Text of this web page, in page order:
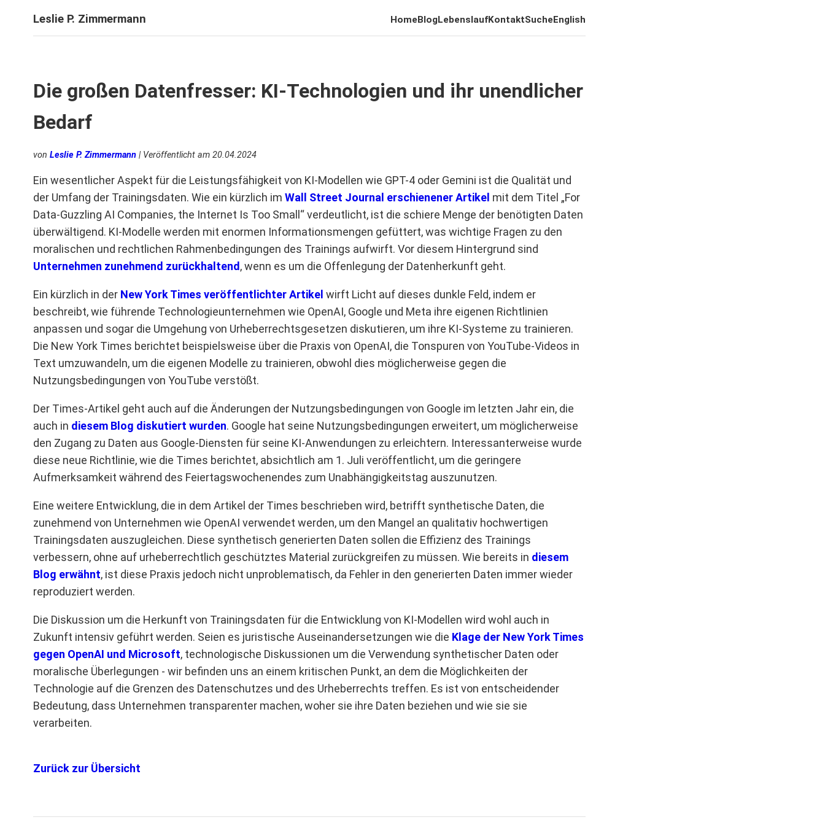
Leslie P. Zimmermann HomeBlogLebenslaufKontaktSucheEnglish
Die großen Datenfresser: KI-Technologien und ihr unendlicher
Bedarf
von Leslie P. Zimmermann | Veröffentlicht am 20.04.2024
Ein wesentlicher Aspekt für die Leistungsfähigkeit von KI-Modellen wie GPT-4 oder Gemini ist die Qualität und
der Umfang der Trainingsdaten. Wie ein kürzlich im Wall Street Journal erschienener Artikel mit dem Titel „For
Data-Guzzling AI Companies, the Internet Is Too Small“ verdeutlicht, ist die schiere Menge der benötigten Daten
überwältigend. KI-Modelle werden mit enormen Informationsmengen gefüttert, was wichtige Fragen zu den
moralischen und rechtlichen Rahmenbedingungen des Trainings aufwirft. Vor diesem Hintergrund sind
Unternehmen zunehmend zurückhaltend, wenn es um die Offenlegung der Datenherkunft geht.
Ein kürzlich in der New York Times veröffentlichter Artikel wirft Licht auf dieses dunkle Feld, indem er
beschreibt, wie führende Technologieunternehmen wie OpenAI, Google und Meta ihre eigenen Richtlinien
anpassen und sogar die Umgehung von Urheberrechtsgesetzen diskutieren, um ihre KI-Systeme zu trainieren.
Die New York Times berichtet beispielsweise über die Praxis von OpenAI, die Tonspuren von YouTube-Videos in
Text umzuwandeln, um die eigenen Modelle zu trainieren, obwohl dies möglicherweise gegen die
Nutzungsbedingungen von YouTube verstößt.
Der Times-Artikel geht auch auf die Änderungen der Nutzungsbedingungen von Google im letzten Jahr ein, die
auch in diesem Blog diskutiert wurden. Google hat seine Nutzungsbedingungen erweitert, um möglicherweise
den Zugang zu Daten aus Google-Diensten für seine KI-Anwendungen zu erleichtern. Interessanterweise wurde
diese neue Richtlinie, wie die Times berichtet, absichtlich am 1. Juli veröffentlicht, um die geringere
Aufmerksamkeit während des Feiertagswochenendes zum Unabhängigkeitstag auszunutzen.
Eine weitere Entwicklung, die in dem Artikel der Times beschrieben wird, betrifft synthetische Daten, die
zunehmend von Unternehmen wie OpenAI verwendet werden, um den Mangel an qualitativ hochwertigen
Trainingsdaten auszugleichen. Diese synthetisch generierten Daten sollen die Effizienz des Trainings
verbessern, ohne auf urheberrechtlich geschütztes Material zurückgreifen zu müssen. Wie bereits in diesem
Blog erwähnt, ist diese Praxis jedoch nicht unproblematisch, da Fehler in den generierten Daten immer wieder
reproduziert werden.
Die Diskussion um die Herkunft von Trainingsdaten für die Entwicklung von KI-Modellen wird wohl auch in
Zukunft intensiv geführt werden. Seien es juristische Auseinandersetzungen wie die Klage der New York Times
gegen OpenAI und Microsoft, technologische Diskussionen um die Verwendung synthetischer Daten oder
moralische Überlegungen - wir befinden uns an einem kritischen Punkt, an dem die Möglichkeiten der
Technologie auf die Grenzen des Datenschutzes und des Urheberrechts treffen. Es ist von entscheidender
Bedeutung, dass Unternehmen transparenter machen, woher sie ihre Daten beziehen und wie sie sie
verarbeiten.
Zurück zur Übersicht